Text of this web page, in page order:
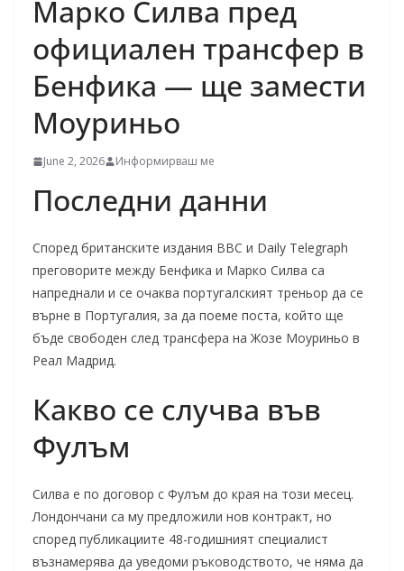
Марко Силва пред
официален трансфер в
Бенфика — ще замести
Моуриньо
June 2, 2026 Информирваш ме
Последни данни
Според британските издания BBC и Daily Telegraph
преговорите между Бенфика и Марко Силва са
напреднали и се очаква португалският треньор да се
върне в Португалия, за да поеме поста, който ще
бъде свободен след трансфера на Жозе Моуриньо в
Реал Мадрид.
Какво се случва във
Фулъм
Силва е по договор с Фулъм до края на този месец.
Лондончани са му предложили нов контракт, но
според публикациите 48-годишният специалист
възнамерява да уведоми ръководството, че няма да